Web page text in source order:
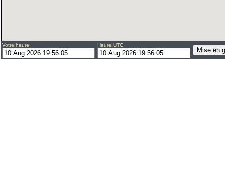
Votre heure Heure UTC